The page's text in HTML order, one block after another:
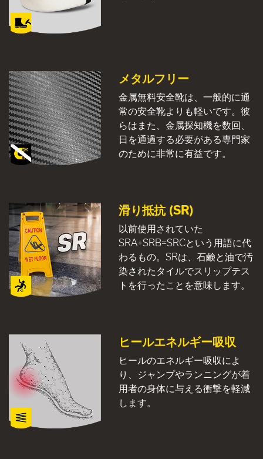
メタルフリー
金属無料安全靴は、一般的に通
常の安全靴よりも軽いです。彼
らはまた、金属探知機を数回、
日を通過する必要がある専門家
のために非常に有益です。
滑り抵抗 (SR)
以前使用されていた
SRA+SRB=SRCという用語に代
わるもの。SRは、石鹸と油で汚
染されたタイルでスリップテス
トを行ったことを意味します。
ヒールエネルギー吸収
ヒールのエネルギー吸収によ
り、ジャンプやランニングが着
用者の身体に与える衝撃を軽減
します。